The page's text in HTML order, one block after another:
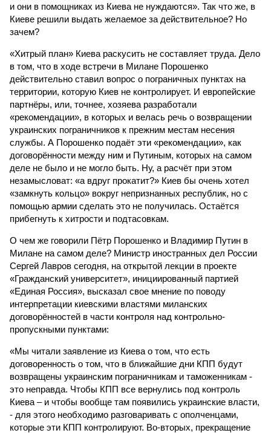
и они в помощниках из Киева не нуждаются». Так что же, в
Киеве решили выдать желаемое за действительное? Но
зачем?
«Хитрый план» Киева раскусить не составляет труда. Дело
в том, что в ходе встречи в Милане Порошенко
действительно ставил вопрос о пограничных пунктах на
территории, которую Киев не контролирует. И европейские
партнёры, или, точнее, хозяева разработали
«рекомендации», в которых и велась речь о возвращении
украинских пограничников к прежним местам несения
службы. А Порошенко подаёт эти «рекомендации», как
договорённости между ним и Путиным, которых на самом
деле не было и не могло быть. Ну, а расчёт при этом
незамысловат: «а вдруг прокатит?» Киев бы очень хотел
«замкнуть кольцо» вокруг непризнанных республик, но с
помощью армии сделать это не получилась. Остаётся
прибегнуть к хитрости и подтасовкам.
О чем же говорили Пётр Порошенко и Владимир Путин в
Милане на самом деле? Министр иностранных дел России
Сергей Лавров сегодня, на открытой лекции в проекте
«Гражданский университет», инициированный партией
«Единая Россия», высказал свое мнение по поводу
интерпретации киевскими властями миланских
договорённостей в части контроля над контрольно-
пропускными пунктами:
«Мы читали заявление из Киева о том, что есть
договоренность о том, что в ближайшие дни КПП будут
возвращены украинским пограничникам и таможенникам -
это неправда. Чтобы КПП все вернулись под контроль
Киева – и чтобы вообще там появились украинские власти,
- для этого необходимо разговаривать с ополченцами,
которые эти КПП контролируют. Во-вторых, прекращение